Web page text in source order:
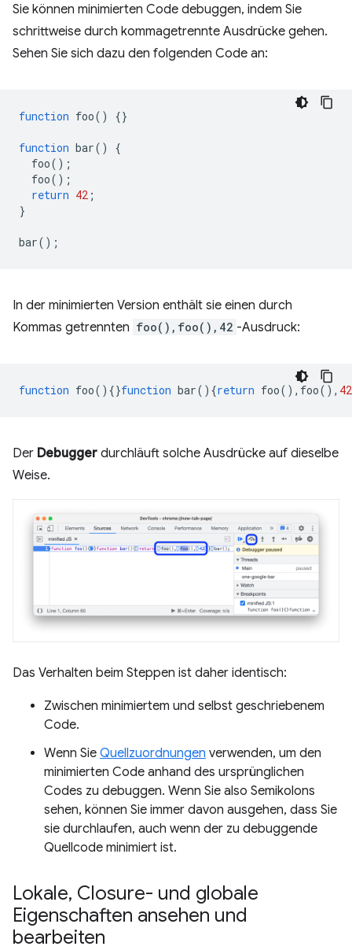
Sie können minimierten Code debuggen, indem Sie
schrittweise durch kommagetrennte Ausdrücke gehen.
Sehen Sie sich dazu den folgenden Code an:
function foo() {}
function bar()
{
foo();
foo();
return 42 ;
}
bar();
In der minimierten Version enthält sie einen durch
Kommas getrennten foo(),foo(),42 -Ausdruck:
function foo(){}function bar(){return foo(), foo(), 42
Der Debugger durchläuft solche Ausdrücke auf dieselbe
Weise.
Das Verhalten beim Steppen ist daher identisch:
Zwischen minimiertem und selbst geschriebenem
Code.
Wenn Sie Quellzuordnungen verwenden, um den
minimierten Code anhand des ursprünglichen
Codes zu debuggen. Wenn Sie also Semikolons
sehen, können Sie immer davon ausgehen, dass Sie
sie durchlaufen, auch wenn der zu debuggende
Quellcode minimiert ist.
Lokale, Closure- und globale
Eigenschaften ansehen und
bearbeiten